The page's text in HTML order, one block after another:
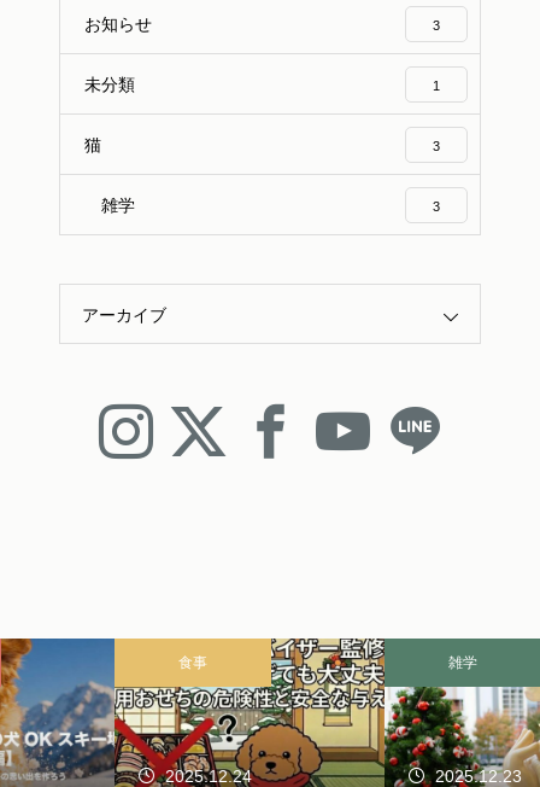
お知らせ 3
未分類 1
猫 3
雑学 3
アーカイブ
2025.12.24
雑学
2025.12.23